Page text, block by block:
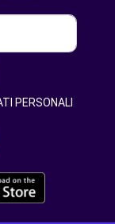
PERSONALI